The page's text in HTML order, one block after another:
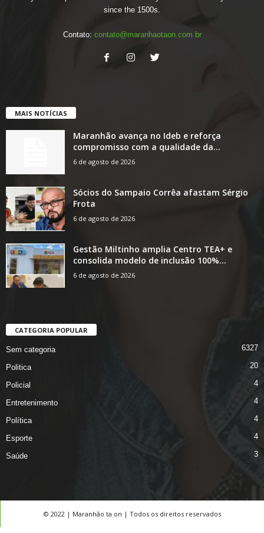
since the 1500s.
Contato: contato@maranhaotaon.com.br
MAIS NOTÍCIAS
Maranhão avança no Ideb e reforça
compromisso com a qualidade da...
6 de agosto de 2026
Sócios do Sampaio Corrêa afastam Sérgio
Frota
6 de agosto de 2026
Gestão Miltinho amplia Centro TEA+ e
consolida modelo de inclusão 100%...
6 de agosto de 2026
CATEGORIA POPULAR
Sem categoria 6327
Politica 20
Policial 4
Entretenimento 4
Política 4
Esporte 4
Saúde 3
© 2022 | Maranhão ta on | Todos os direitos reservados